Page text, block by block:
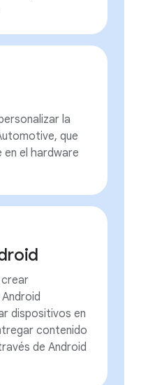
la
que
el hardware
dispositivos en
contenido
de Android